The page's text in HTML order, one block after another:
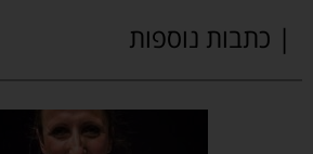
| כתבות נוספות